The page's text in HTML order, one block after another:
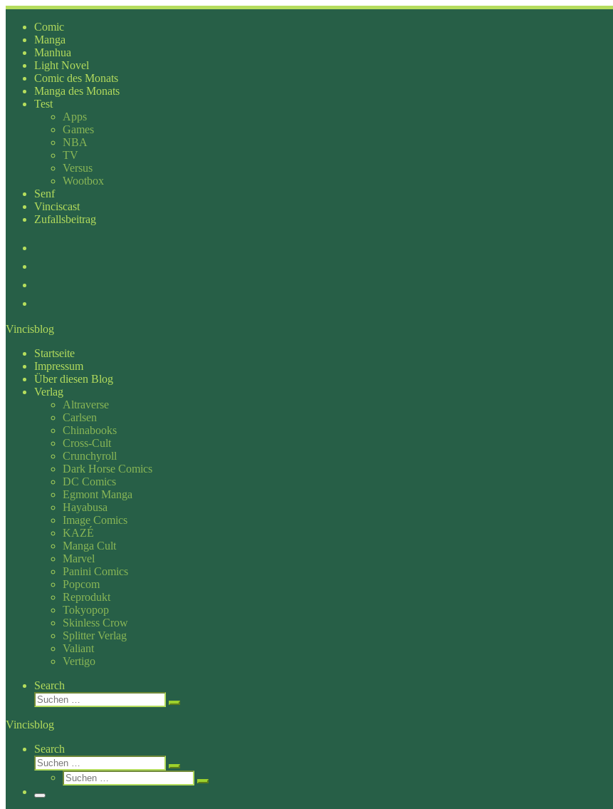
Zum
Inhalt
springen
Comic
Manga
Manhua
Light Novel
Comic des Monats
Manga des Monats
Test
Apps
Games
NBA
TV
Versus
Wootbox
Senf
Vinciscast
Zufallsbeitrag
Vincisblog
Startseite
Impressum
Über diesen Blog
Verlag
Altraverse
Carlsen
Chinabooks
Cross-Cult
Crunchyroll
Dark Horse Comics
DC Comics
Egmont Manga
Hayabusa
Image Comics
KAZÉ
Manga Cult
Marvel
Panini Comics
Popcom
Reprodukt
Tokyopop
Skinless Crow
Splitter Verlag
Valiant
Vertigo
Search
Suche
Suchen …
Vincisblog
Search
Suche
Suchen …
Suche
Suchen …
Menü